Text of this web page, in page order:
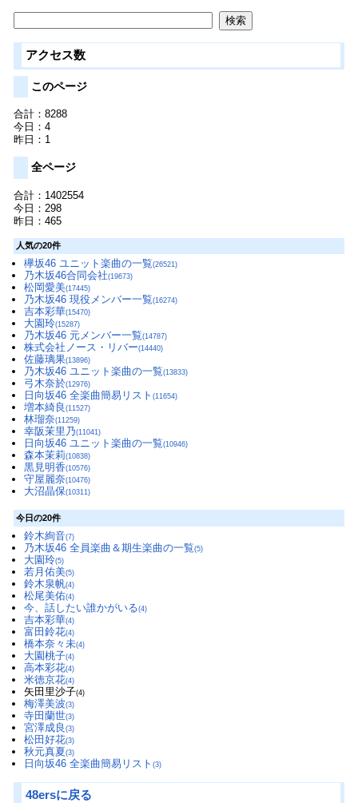
アクセス数
このページ
合計：8288
今日：4
昨日：1
全ページ
合計：1402554
今日：298
昨日：465
人気の20件
欅坂46 ユニット楽曲の一覧(26521)
乃木坂46合同会社(19673)
松岡愛美(17445)
乃木坂46 現役メンバー一覧(16274)
吉本彩華(15470)
大園玲(15287)
乃木坂46 元メンバー一覧(14787)
株式会社ノース・リバー(14440)
佐藤璃果(13896)
乃木坂46 ユニット楽曲の一覧(13833)
弓木奈於(12976)
日向坂46 全楽曲簡易リスト (11654)
増本綺良 (11527)
林瑠奈(11259)
幸阪茉里乃(11041)
日向坂46 ユニット楽曲の一覧(10946)
森本茉莉(10838)
黒見明香(10576)
守屋麗奈(10476)
大沼晶保(10311)
今日の20件
鈴木絢音(7)
乃木坂46 全員楽曲＆期生楽曲の一覧(5)
大園玲(5)
若月佑美(5)
鈴木泉帆(4)
松尾美佑(4)
今、話したい誰かがいる(4)
吉本彩華(4)
富田鈴花(4)
橋本奈々未(4)
大園桃子(4)
高本彩花(4)
米徳京花(4)
矢田里沙子(4)
梅澤美波(3)
寺田蘭世(3)
宮澤成良 (3)
松田好花(3)
秋元真夏(3)
日向坂46 全楽曲簡易リスト (3)
48ersに戻る